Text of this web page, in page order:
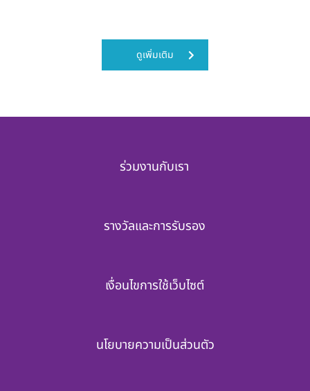
ดูเพิ่มเติม
ร่วมงานกับเรา
รางวัลและการรับรอง
เงื่อนไขการใช้เว็บไซต์
นโยบายความเป็นส่วนตัว